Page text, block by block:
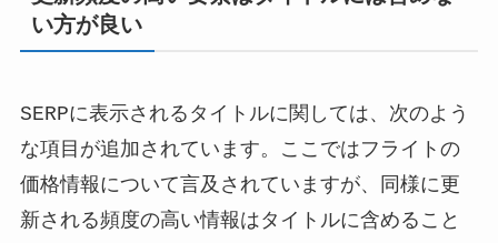
い方が良い
SERPに表示されるタイトルに関しては、次のよう
な項目が追加されています。ここではフライトの
価格情報について言及されていますが、同様に更
新される頻度の高い情報はタイトルに含めること